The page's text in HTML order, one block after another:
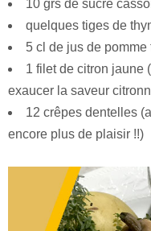
10 grs de sucre
quelques tiges de
5 cl de jus de pomme
1 filet de citron jaune
exaucer la saveur
12 crêpes dentelles
encore plus de plaisir !!)